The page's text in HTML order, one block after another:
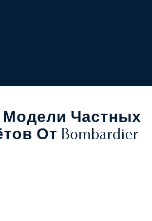
Модели Частных
От Bombardier